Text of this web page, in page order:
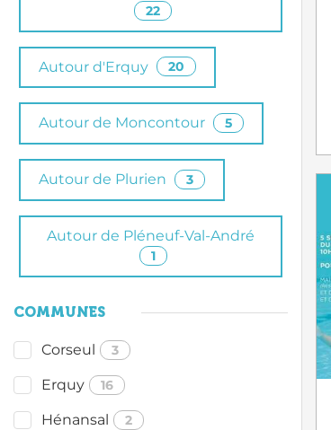
22
Autour d'Erquy 20
Autour de Moncontour 5
Autour de Plurien 3
Autour de Pléneuf-Val-André
1
COMMUNES
Corseul 3
Erquy 16
Hénansal 2